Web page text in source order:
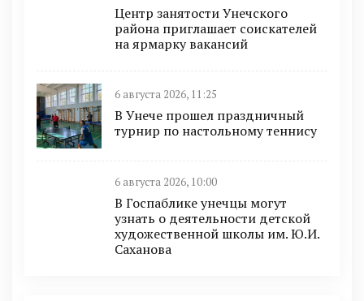
Центр занятости Унечского
района приглашает соискателей
на ярмарку вакансий
6 августа 2026, 11:25
В Унече прошел праздничный
турнир по настольному теннису
6 августа 2026, 10:00
В Госпаблике унечцы могут
узнать о деятельности детской
художественной школы им. Ю.И.
Саханова